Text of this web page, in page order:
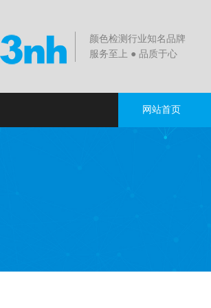
颜色检测行业知名品牌
服务至上 ● 品质于心
网站首页